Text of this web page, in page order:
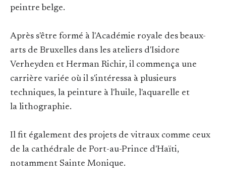
peintre belge.
Après s'être formé à l'Académie royale des beaux-
arts de Bruxelles dans les ateliers d'Isidore
Verheyden et Herman Richir, il commença une
carrière variée où il s'intéressa à plusieurs
techniques, la peinture à l'huile, l'aquarelle et
la lithographie.
Il fit également des projets de vitraux comme ceux
de la cathédrale de Port-au-Prince d'Haïti,
notamment Sainte Monique.